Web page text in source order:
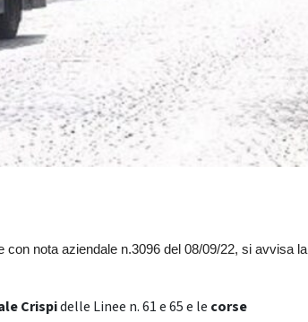
nota aziendale n.3096 del 08/09/22, si avvisa la
Crispidelle Linee n. 61 e 65 e le corse